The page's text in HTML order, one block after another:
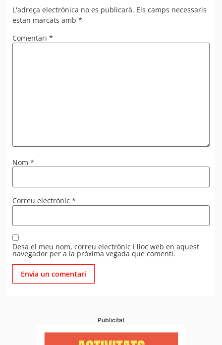
L'adreça electrònica no es publicarà. Els camps necessaris
estan marcats amb *
Comentari *
Nom *
Correu electrònic *
Desa el meu nom, correu electrònic i lloc web en aquest
navegador per a la pròxima vegada que comenti.
Publicitat